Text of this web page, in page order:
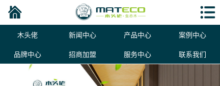
木头佬 新闻中心 产品中心
案例中心
品牌中心
招商加盟 服务中心 联系我们